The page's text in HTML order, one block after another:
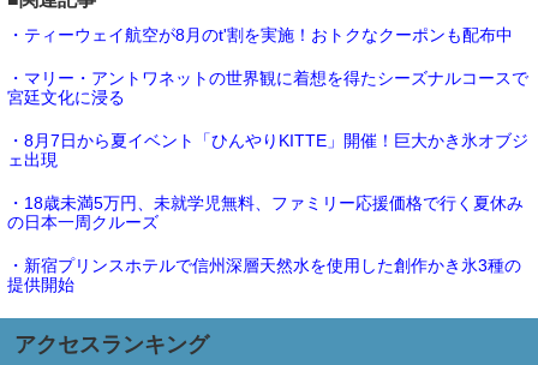
・ティーウェイ航空が8月のt'割を実施！おトクなクーポンも配布中
・マリー・アントワネットの世界観に着想を得たシーズナルコースで
宮廷文化に浸る
・8月7日から夏イベント「ひんやりKITTE」開催！巨大かき氷オブジ
ェ出現
・18歳未満5万円、未就学児無料、ファミリー応援価格で行く夏休み
の日本一周クルーズ
・新宿プリンスホテルで信州深層天然水を使用した創作かき氷3種の
提供開始
アクセスランキング